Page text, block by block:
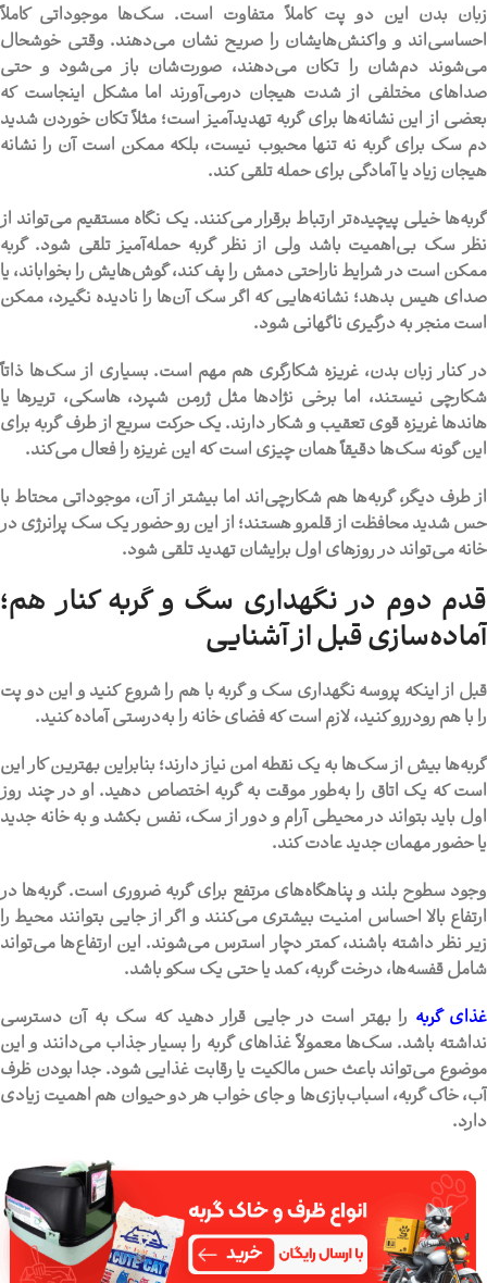
زبان بدن این دو پت کاملاً متفاوت است. سگ‌ها موجوداتی کاملاً
احساسی‌اند و واکنش‌هایشان را صریح نشان می‌دهند. وقتی خوشحال
می‌شوند دم‌شان را تکان می‌دهند، صورت‌شان باز می‌شود و حتی
صداهای مختلفی از شدت هیجان درمی‌آورند اما مشکل اینجاست که
بعضی از این نشانه‌ها برای گربه تهدیدآمیز است؛ مثلاً تکان خوردن شدید
دم سگ برای گربه نه تنها محبوب نیست، بلکه ممکن است آن را نشانه
هیجان زیاد یا آمادگی برای حمله تلقی کند.
گربه‌ها خیلی پیچیده‌تر ارتباط برقرار می‌کنند. یک نگاه مستقیم می‌تواند از
نظر سگ بی‌اهمیت باشد ولی از نظر گربه حمله‌آمیز تلقی شود. گربه
ممکن است در شرایط ناراحتی دمش را پف کند، گوش‌هایش را بخواباند، یا
صدای هیس بدهد؛ نشانه‌هایی که اگر سگ آن‌ها را نادیده نگیرد، ممکن
است منجر به درگیری ناگهانی شود.
در کنار زبان بدن، غریزه شکارگری هم مهم است. بسیاری از سگ‌ها ذاتاً
شکارچی نیستند، اما برخی نژادها مثل ژرمن شپرد، هاسکی، تریرها یا
هاندها غریزه قوی تعقیب و شکار دارند. یک حرکت سریع از طرف گربه برای
این گونه سگ‌ها دقیقاً همان چیزی است که این غریزه را فعال می‌کند.
از طرف دیگر، گربه‌ها هم شکارچی‌اند اما بیشتر از آن، موجوداتی محتاط با
حس شدید محافظت از قلمرو هستند؛ از این رو حضور یک سگ پرانرژی در
خانه می‌تواند در روزهای اول برایشان تهدید تلقی شود.
قدم دوم در نگهداری سگ و گربه کنار هم؛
آماده‌سازی قبل از آشنایی
قبل از اینکه پروسهنگهداری سگ و گربه با هم را شروع کنید و این دو پت
را با هم رودررو کنید، لازم است که فضای خانه را به‌درستی آماده کنید.
گربه‌ها بیش از سگ‌ها به یک نقطه امن نیاز دارند؛ بنابراین بهترین کار این
است که یک اتاق را به‌طور موقت به گربه اختصاص دهید. او در چند روز
اول باید بتواند در محیطی آرام و دور از سگ، نفس بکشد و به خانه جدید
یا حضور مهمان جدید عادت کند.
وجود سطوح بلند و پناهگاه‌های مرتفع برای گربه ضروری است. گربه‌ها در
ارتفاع بالا احساس امنیت بیشتری می‌کنند و اگر از جایی بتوانند محیط را
زیر نظر داشته باشند، کمتر دچار استرس می‌شوند. این ارتفاع‌ها می‌تواند
شامل قفسه‌ها، درخت گربه، کمد یا حتی یک سکو باشد.
غذای گربه را بهتر است در جایی قرار دهید که سگ به آن دسترسی
نداشته باشد. سگ‌ها معمولاً غذاهای گربه را بسیار جذاب می‌دانند و این
موضوع می‌تواند باعث حس مالکیت یا رقابت غذایی شود. جدا بودن ظرف
آب، خاک گربه، اسباب‌بازی‌ها و جای خواب هر دو حیوان هم اهمیت زیادی
دارد.